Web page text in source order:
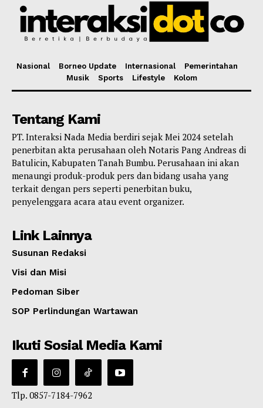
Nasional Borneo Update Internasional
Pemerintahan
Musik
Sports Lifestyle Kolom
Tentang Kami
PT. Interaksi Nada Media berdiri sejak Mei 2024 setelah
penerbitan akta perusahaan oleh Notaris Pang Andreas di
Batulicin, Kabupaten Tanah Bumbu. Perusahaan ini akan
menaungi produk-produk pers dan bidang usaha yang
terkait dengan pers seperti penerbitan buku,
penyelenggara acara atau event organizer.
Link Lainnya
Susunan Redaksi
Visi dan Misi
Pedoman Siber
SOP Perlindungan Wartawan
Ikuti Sosial Media Kami
Tlp. 0857-7184-7962